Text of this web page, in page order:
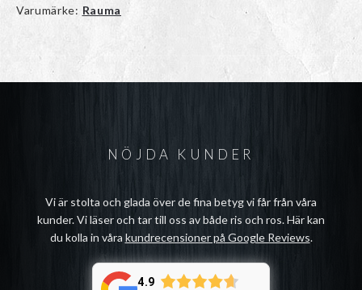
Varumärke: Rauma
NÖJDA KUNDER
Vi är stolta och glada över de fina betyg vi får från våra
kunder. Vi läser och tar till oss av både ris och ros. Här kan
du kolla in våra kundrecensioner på Google Reviews.
4.9